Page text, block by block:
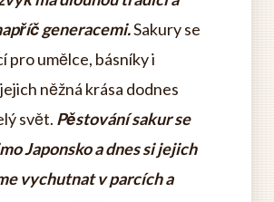
generacemi.Sakury se
pro umělce, básníky i
něžná krása dodnes
svět. Pěstování sakur se
Japonsko a dnes si jejich
vychutnat v parcích a